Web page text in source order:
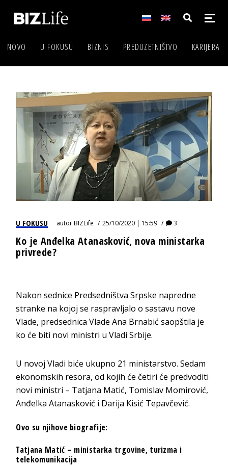
NOVO U FOKUSU BIZNIS PREDUZETNIŠTVO KARIJERA
U FOKUSU autorBIZLife 25/10/2020 | 15:59 3
Ko je Anđelka Atanasković, nova ministarka
privrede?
Nakon sednice Predsedništva Srpske napredne
stranke na kojoj se raspravljalo o sastavu nove
Vlade, predsednica Vlade Ana Brnabić saopštila je
ko će biti novi ministri u Vladi Srbije.
U novoj Vladi biće ukupno 21 ministarstvo. Sedam
ekonomskih resora, od kojih će četiri će predvoditi
novi ministri – Tatjana Matić, Tomislav Momirović,
Anđelka Atanasković i Darija Kisić Tepavčević.
Ovo su njihove biografije:
Tatjana Matić – ministarka trgovine, turizma i
telekomunikacija